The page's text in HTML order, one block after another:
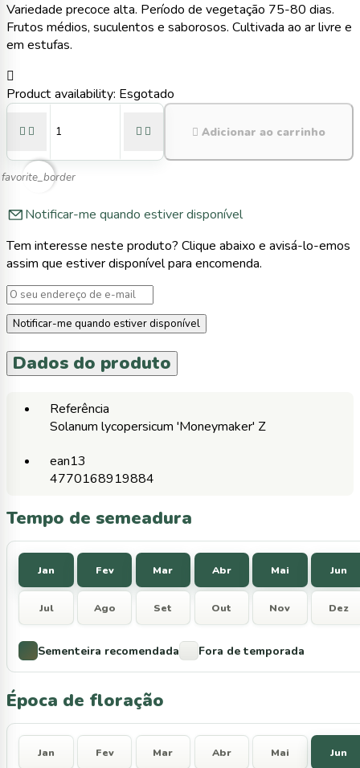
Variedade precoce alta. Período de vegetação 75-80 dias.
Frutos médios, suculentos e saborosos. Cultivada ao ar livre e
em estufas.

Product availability: Esgotado
     Adicionar ao carrinho
favorite_border
Notificar-me quando estiver disponível
Tem interesse neste produto? Clique abaixo e avisá-lo-emos
assim que estiver disponível para encomenda.
Notificar-me quando estiver disponível
Dados do produto
Referência
Solanum lycopersicum 'Moneymaker' Z
ean13
4770168919884
Tempo de semeadura
Jan Fev Mar Abr Mai Jun
Jul Ago Set Out Nov Dez
Sementeira recomendada Fora de temporada
Época de floração
Jan Fev Mar Abr Mai Jun